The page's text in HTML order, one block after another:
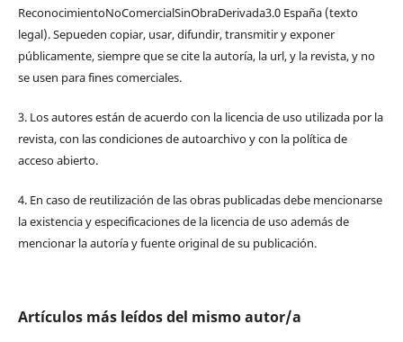
ReconocimientoNoComercialSinObraDerivada3.0 España (texto
legal). Sepueden copiar, usar, difundir, transmitir y exponer
públicamente, siempre que se cite la autoría, la url, y la revista, y no
se usen para fines comerciales.
3. Los autores están de acuerdo con la licencia de uso utilizada por la
revista, con las condiciones de autoarchivo y con la política de
acceso abierto.
4. En caso de reutilización de las obras publicadas debe mencionarse
la existencia y especificaciones de la licencia de uso además de
mencionar la autoría y fuente original de su publicación.
Artículos más leídos del mismo autor/a